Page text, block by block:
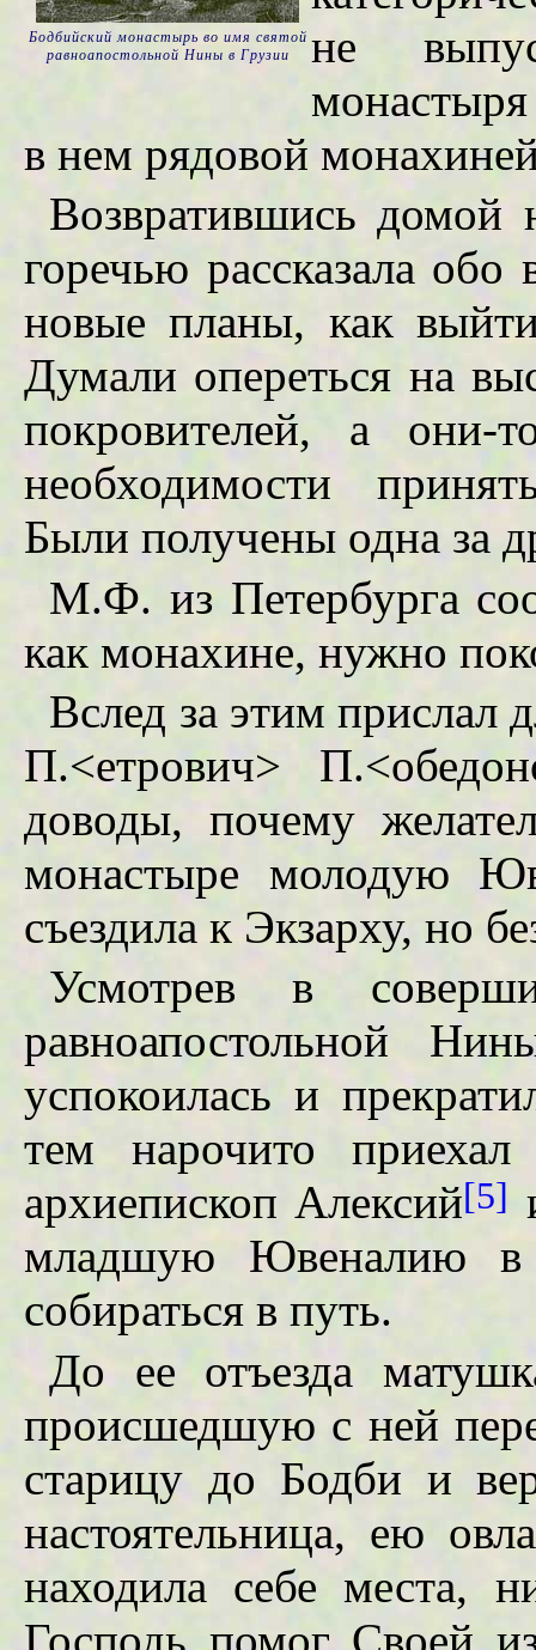
Бодбийский монастырь во имя святой
равноапостольной Нины в Грузии
не
в нем рядовой
Возвратившись
горечью рассказала
новые планы, как
Думали опереться на
покровителей, а они-
необходимости
Были получены одна за
М.Ф. из Петербурга
как монахине, нужно
Вслед за этим прислал
П.<етрович>
доводы, почему
монастыре молодую
съездила к Экзарху, но
Усмотрев в
равноапостольной
успокоилась и
тем нарочито
архиепископ Алексий[5]
младшую Ювеналию в
собираться в путь.
До ее отъезда
происшедшую с ней
старицу до Бодби и
настоятельница, ею
находила себе места,
Господь помог Своей